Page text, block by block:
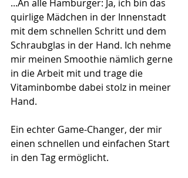
...An alle Hamburger: Ja, ich bin das
quirlige Mädchen in der Innenstadt
mit dem schnellen Schritt und dem
Schraubglas in der Hand. Ich nehme
mir meinen Smoothie nämlich gerne
in die Arbeit mit und trage die
Vitaminbombe dabei stolz in meiner
Hand.
Ein echter Game-Changer, der mir
einen schnellen und einfachen Start
in den Tag ermöglicht.